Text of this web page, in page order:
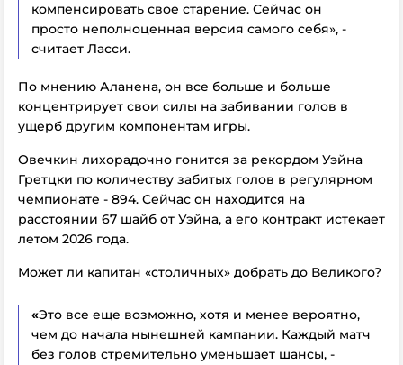
компенсировать свое старение. Сейчас он
просто неполноценная версия самого себя», -
считает Ласси.
По мнению Аланена, он все больше и больше
концентрирует свои силы на забивании голов в
ущерб другим компонентам игры.
Овечкин лихорадочно гонится за рекордом Уэйна
Гретцки по количеству забитых голов в регулярном
чемпионате - 894. Сейчас он находится на
расстоянии 67 шайб от Уэйна, а его контракт истекает
летом 2026 года.
Может ли капитан «столичных» добрать до Великого?
«Это все еще возможно, хотя и менее вероятно,
чем до начала нынешней кампании. Каждый матч
без голов стремительно уменьшает шансы, -